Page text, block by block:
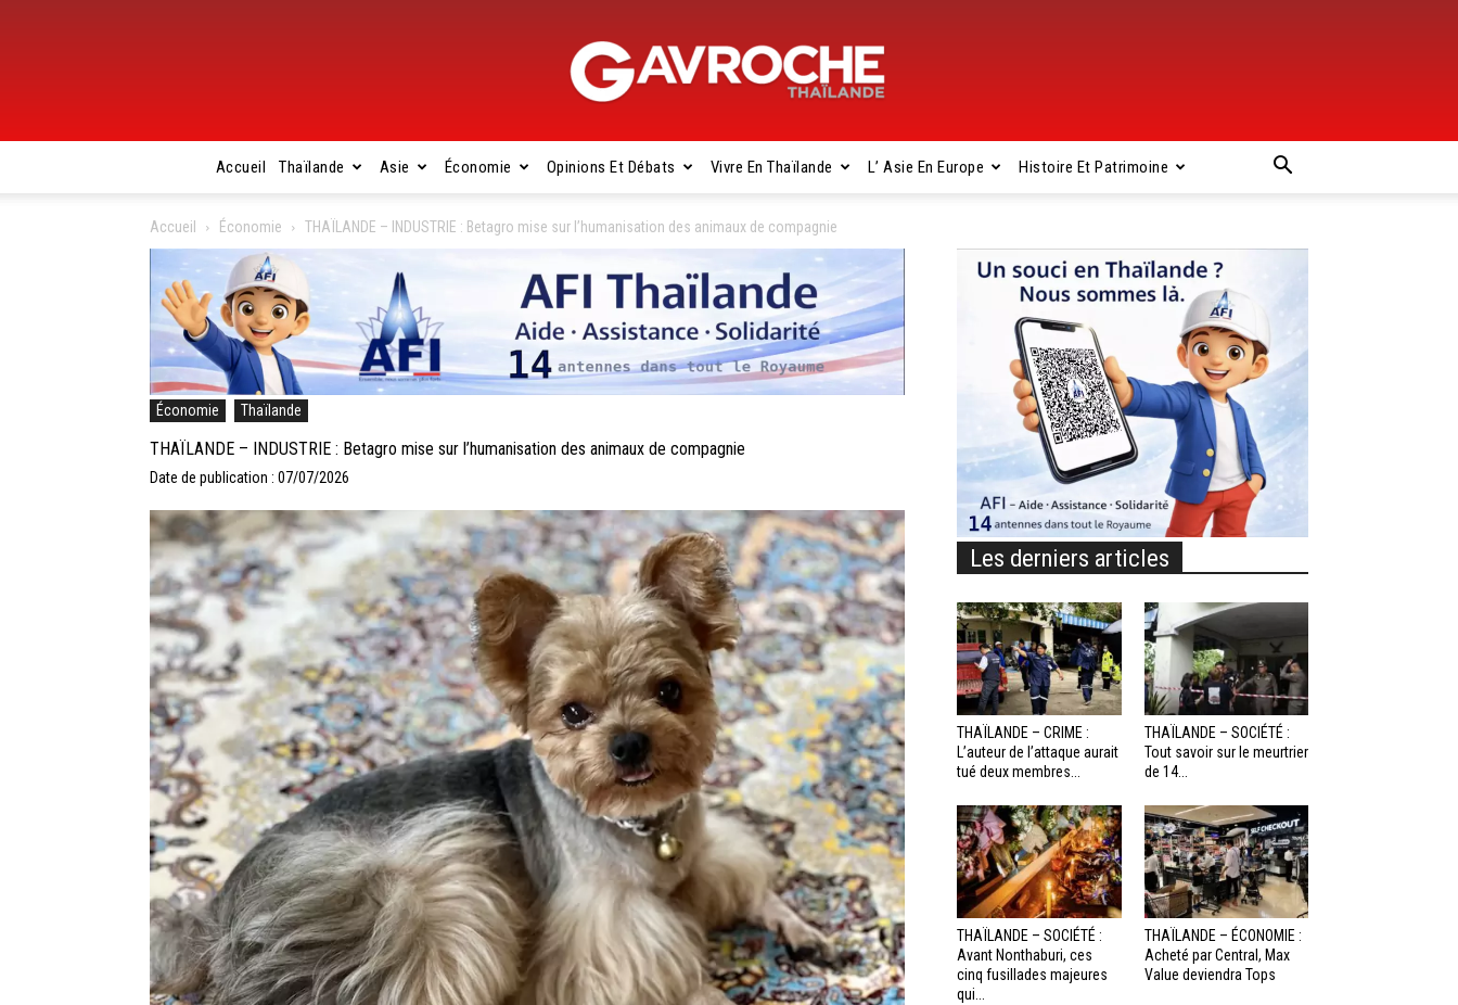
Gavroche
Thaïlande
Accueil Thaïlande Asie Économie Opinions Et Débats Vivre En Thaïlande L’ Asie En Europe Histoire Et Patrimoine
Accueil Économie THAÏLANDE – INDUSTRIE : Betagro mise sur l’humanisation des animaux de compagnie
Économie Thaïlande
THAÏLANDE – INDUSTRIE : Betagro mise sur l’humanisation des animaux de compagnie
Date de publication : 07/07/2026
Les derniers articles
THAÏLANDE – CRIME :
L’auteur de l’attaque aurait
tué deux membres...
THAÏLANDE – SOCIÉTÉ :
Tout savoir sur le meurtrier
de 14...
THAÏLANDE – SOCIÉTÉ :
Avant Nonthaburi, ces
cinq fusillades majeures
qui...
THAÏLANDE – ÉCONOMIE :
Acheté par Central, Max
Value deviendra Tops